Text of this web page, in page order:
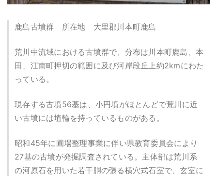
鹿島古墳群 所在地 大里郡川本町鹿島
荒川中流域における古墳群で、分布は川本町鹿島、本
田、江南町押切の範囲に及び河岸段丘上約2kmにわた
っている。
現存する古墳56基は、小円墳がほとんどで荒川に近
い古墳には埴輪を持っているものがある。
昭和45年に圃場整理事業に伴い県教育委員会により
27基の古墳が発掘調査されている。主体部は荒川系
の河原石を用いた若干胴の張る横穴式石室で、玄室に